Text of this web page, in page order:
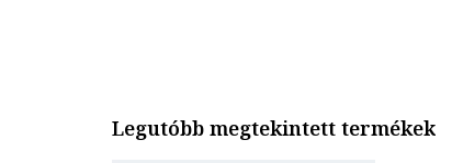
Legutóbb megtekintett termékek